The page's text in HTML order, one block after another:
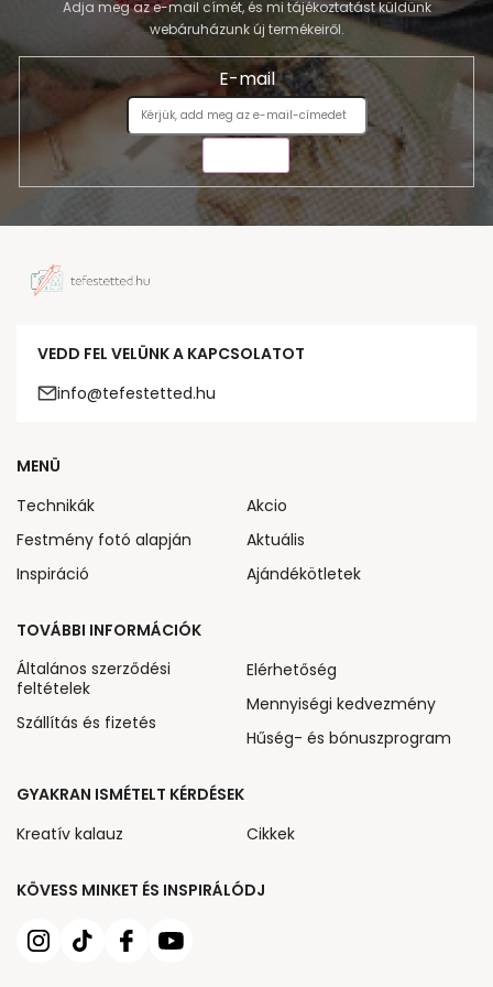
Adja meg az e-mail címét, és mi tájékoztatást küldünk
webáruházunk új termékeiről.
E-mail
VEDD FEL VELÜNK A KAPCSOLATOT
info@tefestetted.hu
KÖVESS MINKET ÉS INSPIRÁLÓDJ
MENÜ
Technikák
Festmény fotó alapján
Inspiráció
Akcio
Aktuális
Ajándékötletek
TOVÁBBI INFORMÁCIÓK
Általános szerződési
feltételek
Szállítás és fizetés
Elérhetőség
Mennyiségi kedvezmény
Hűség- és bónuszprogram
GYAKRAN ISMÉTELT KÉRDÉSEK
Kreatív kalauz
Cikkek